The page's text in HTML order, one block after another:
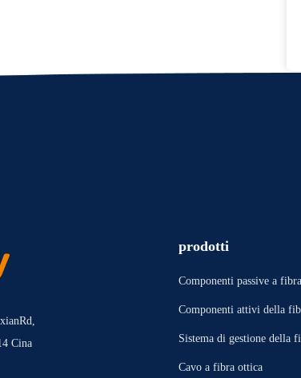
Cina
prodotti
Componenti passive a
Componenti attivi della
Sistema di gestione della
Cavo a fibra ottica